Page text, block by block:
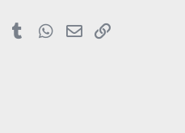
PinterestTumblrWhatsApp
E-posta